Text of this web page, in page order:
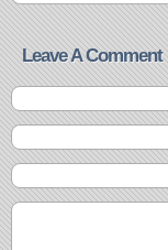
Leave A Comment